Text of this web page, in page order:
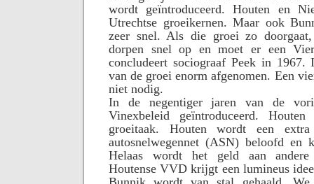
wordt geïntroduceerd. Houten en
Utrechtse groeikernen. Maar ook
zeer snel. Als die groei zo
dorpen snel op en moet er een
concludeert sociograaf Peek in
van de groei enorm afgenomen. Een
niet nodig.
In de negentiger jaren van de
Vinexbeleid geïntroduceerd.
groeitaak. Houten wordt een
autosnelwegennet (ASN) beloofd en
Helaas wordt het geld aan andere
Houtense VVD krijgt een lumineus